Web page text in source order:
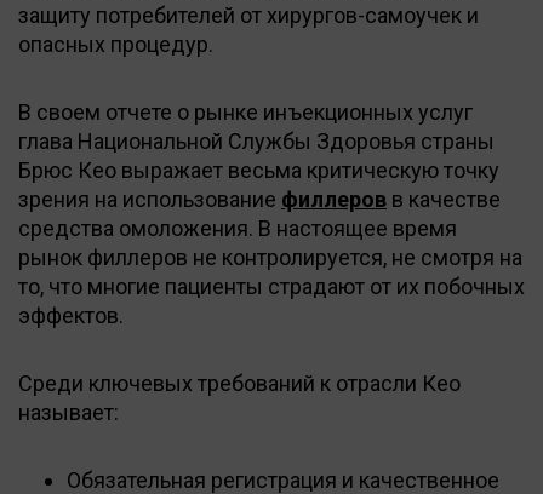
защиту потребителей от хирургов-самоучек и
опасных процедур.
В своем отчете о рынке инъекционных услуг
глава Национальной Службы Здоровья страны
Брюс Кео выражает весьма критическую точку
зрения на использование филлеров в качестве
средства омоложения. В настоящее время
рынок филлеров не контролируется, не смотря на
то, что многие пациенты страдают от их побочных
эффектов.
Среди ключевых требований к отрасли Кео
называет:
Обязательная регистрация и качественное